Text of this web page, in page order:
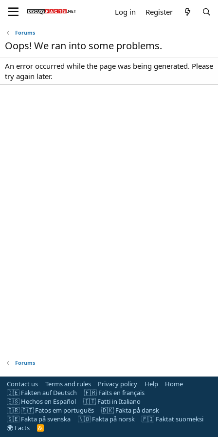
Log in Register
Forums
Oops! We ran into some problems.
An error occurred while the page was being generated. Please
try again later.
Forums
Contact us Terms and rules Privacy policy Help
Home
🇩🇪 Fakten auf Deutsch
🇫🇷 Faits en français
🇪🇸 Hechos en Español
🇮🇹 Fatti in Italiano
🇧🇷 🇵🇹 Fatos em português
🇩🇰 Fakta på dansk
🇸🇪 Fakta på svenska
🇳🇴 Fakta på norsk
🇫🇮 Faktat suomeksi
🌍 Facts
R